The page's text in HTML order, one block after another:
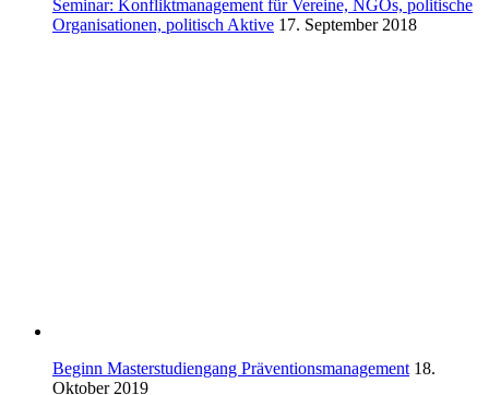
Seminar: Konfliktmanagement für Vereine, NGOs, politische
Organisationen, politisch Aktive 17. September 2018
Beginn Masterstudiengang Präventionsmanagement 18.
Oktober 2019